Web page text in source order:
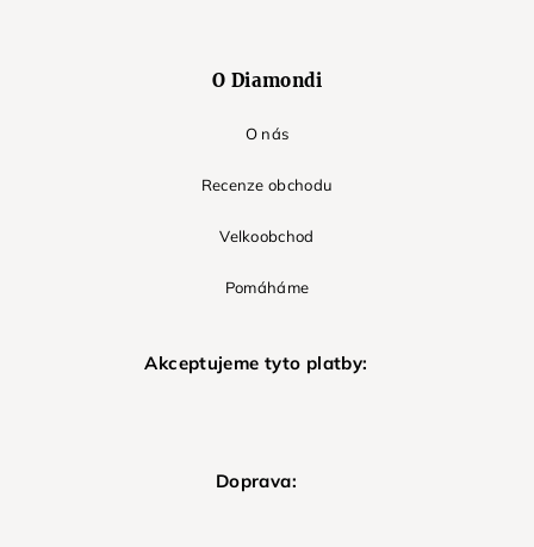
O Diamondi
O nás
Recenze obchodu
Velkoobchod
Pomáháme
Akceptujeme tyto platby:
Doprava: